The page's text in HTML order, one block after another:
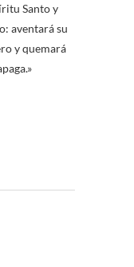
Santo y
aventará su
y quemará